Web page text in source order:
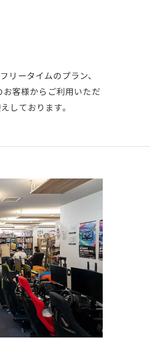
ータイムのプラン、
客様からご利用いただ
しております。